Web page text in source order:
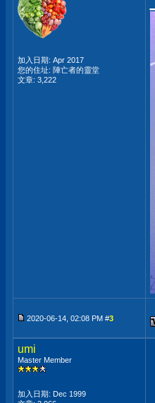
加入日期: Apr 2017
您的住址: 陣亡者的靈堂
文章: 3,222
2020-06-14, 02:08 PM #3
umi
Master Member
加入日期: Dec 1999